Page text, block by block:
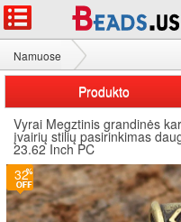
Namuose
Vyrai Megztinis grandinės karoliai
Produkto
Vyrai Megztinis grandinės
įvairių stilių pasirinkimas
23.62 Inch PC
32